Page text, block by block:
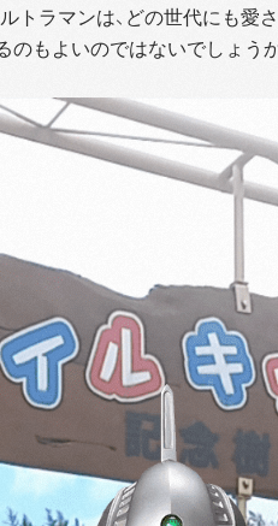
トラマンは、どの世代にも愛
もよいのではないでしょうか